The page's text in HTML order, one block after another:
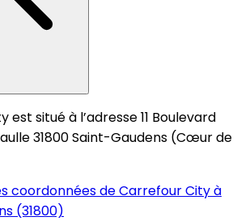
est situé à l’adresse 11 Boulevard
31800 Saint-Gaudens (Cœur de
coordonnées de Carrefour City à
(31800)